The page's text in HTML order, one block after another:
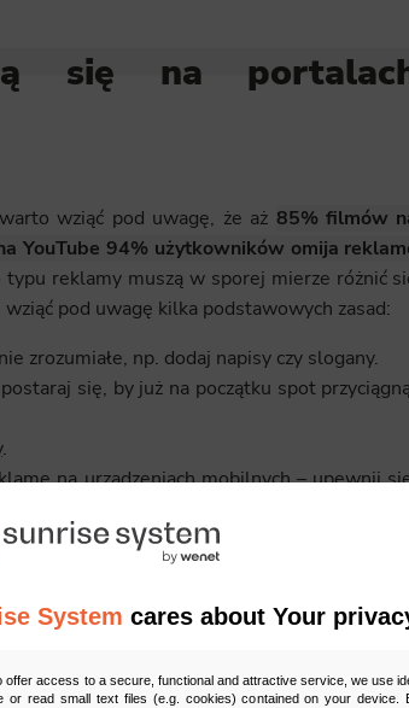
System cares about Your
offer access to a secure, functional and attractive service, we use
or read small text files (e.g. cookies) contained on your device.
się na
wziąć pod uwagę, że aż 85% filmów
YouTube 94% użytkowników omija
reklamy muszą w sporej mierze różnić
pod uwagę kilka podstawowych zasad:
zrozumiałe, np. dodaj napisy czy slogany.
się, by już na początku spot
.
na urządzeniach mobilnych –upewnij
a postaraj się je wykorzystać, tak
informacje pojawiły się już w